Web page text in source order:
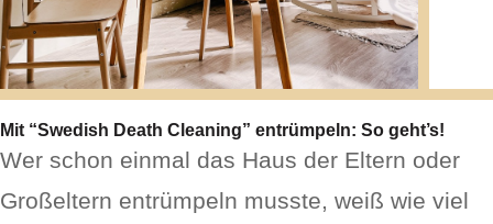
Mit “Swedish Death Cleaning” entrümpeln: So geht’s!
Wer schon einmal das Haus der Eltern oder
Großeltern entrümpeln musste, weiß wie viel